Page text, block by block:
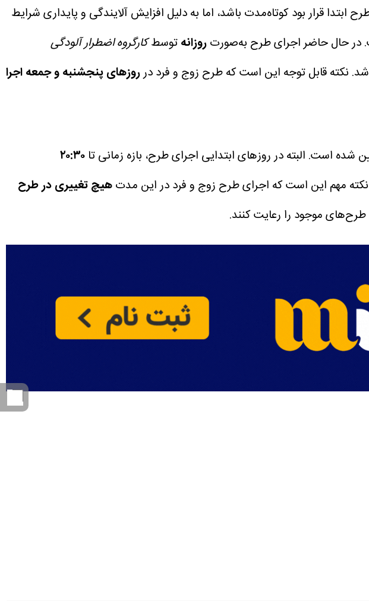
این طرح ابتدا قرار بود کوتاه‌مدت باشد، اما به دلیل افزایش آلایندگی و پایداری شرایط
در حال حاضر اجرای طرح به‌صورتروزانهتوسطکارگروه اضطرار آلودگی
نکته قابل توجه این است که طرح زوج و فرد درروزهای پنجشنبه و جمعه اجرا
شده است. البته در روزهای ابتدایی اجرای طرح، بازه زمانی تا۲۰:۳۰
نکته مهم این است که اجرای طرح زوج و فرد در این مدتهیچ تغییری در طرح
طرح‌های موجود را رعایت کنند.